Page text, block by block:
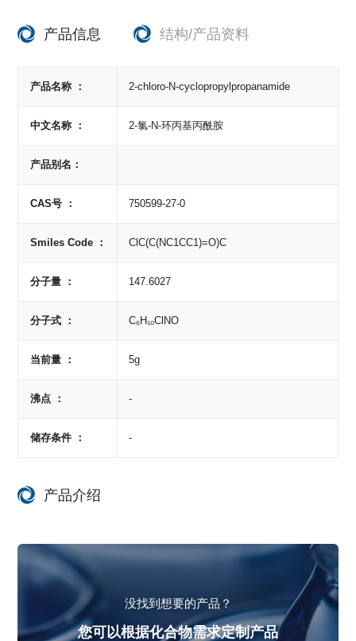
产品信息 结构/产品资料
产品名称 ： 2-chloro-N-cyclopropylpropanamide
中文名称 ： 2-氯-N-环丙基丙酰胺
产品别名：
CAS号 ： 750599-27-0
Smiles Code ： ClC(C(NC1CC1)=O)C
分子量 ： 147.6027
分子式 ： C₆H₁₀ClNO
当前量 ： 5g
沸点 ： -
储存条件 ： -
产品介绍
没找到想要的产品？
您可以根据化合物需求定制产品